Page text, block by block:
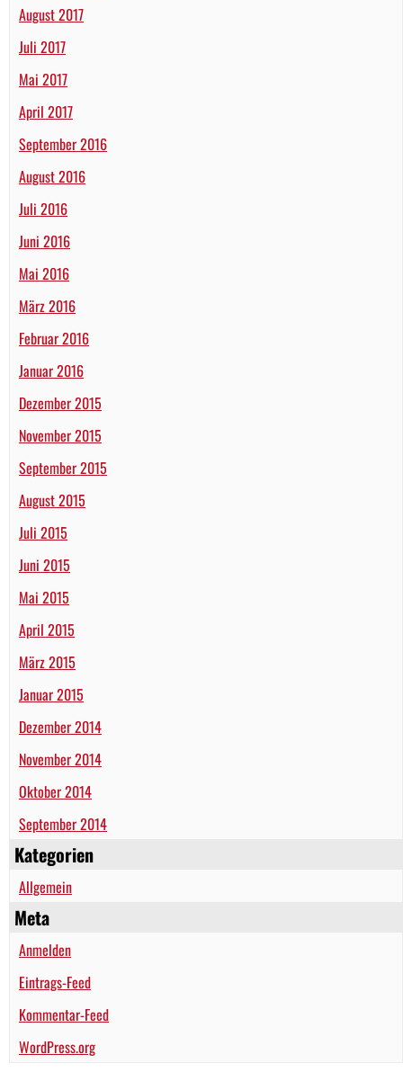
August 2017
Juli 2017
Mai 2017
April 2017
September 2016
August 2016
Juli 2016
Juni 2016
Mai 2016
März 2016
Februar 2016
Januar 2016
Dezember 2015
November 2015
September 2015
August 2015
Juli 2015
Juni 2015
Mai 2015
April 2015
März 2015
Januar 2015
Dezember 2014
November 2014
Oktober 2014
September 2014
Kategorien
Allgemein
Meta
Anmelden
Eintrags-Feed
Kommentar-Feed
WordPress.org